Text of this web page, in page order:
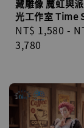
藏雕像 魔虹與
光工作室 Time
Regular
price
NT$ 1,580 -
3,780